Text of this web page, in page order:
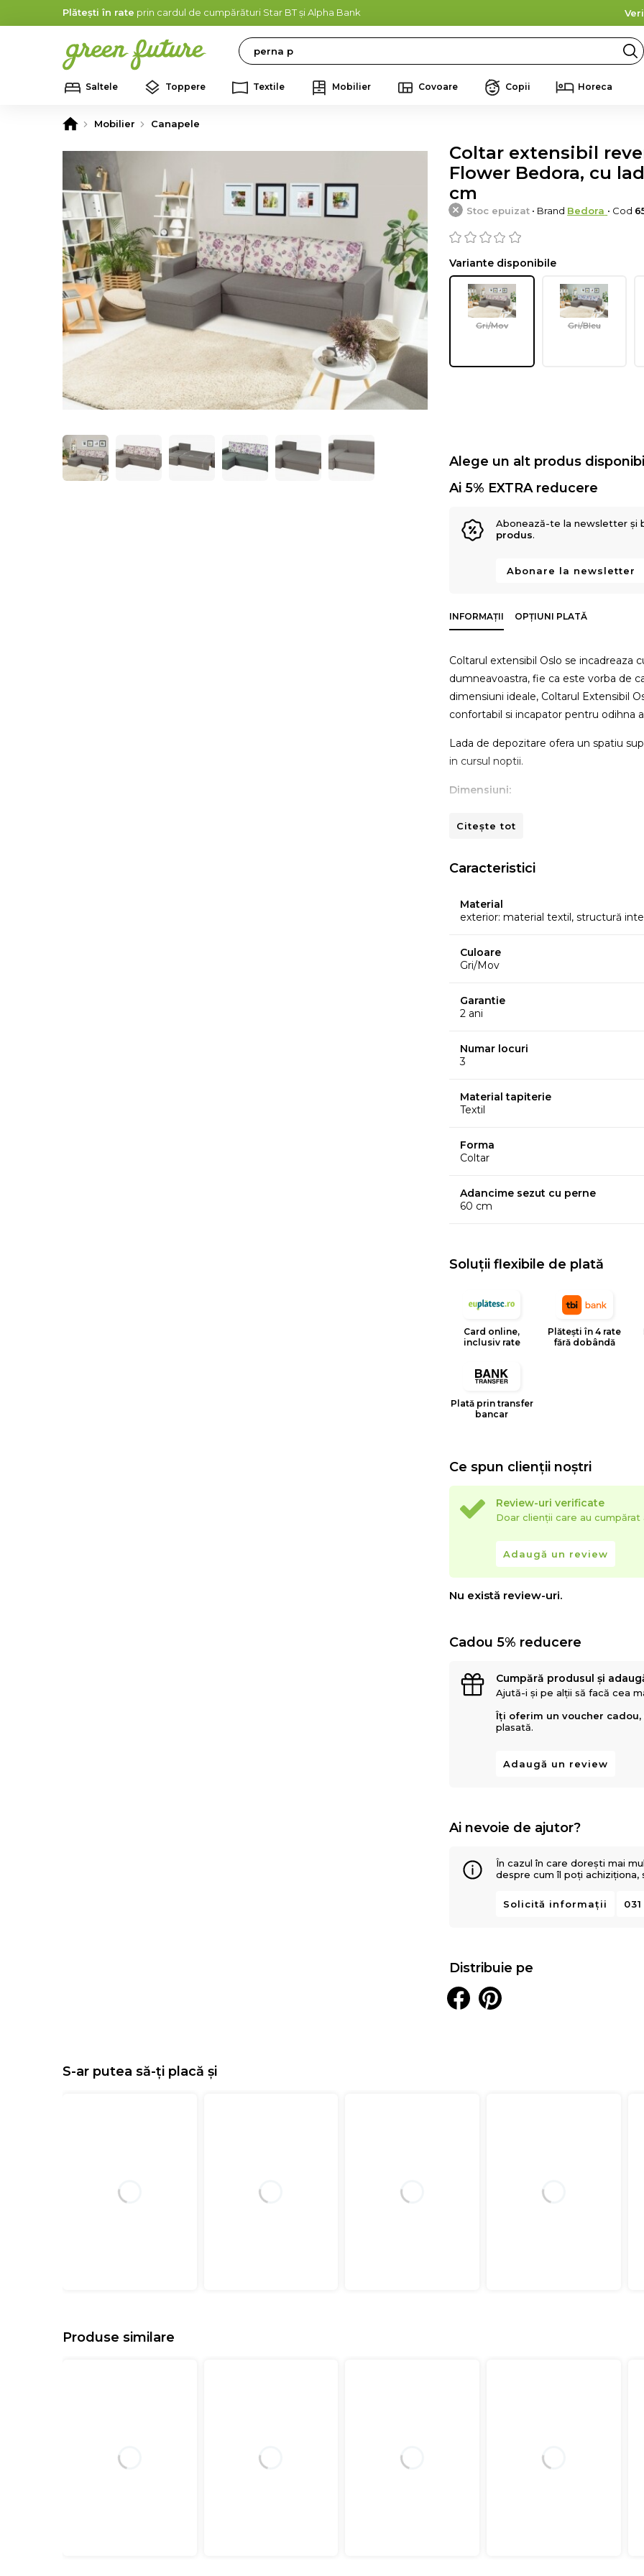
Plătești în rate prin cardul de cumpărături Star BT și Alpha Bank
Search
Saltele Toppere Textile Mobilier Covoare Copii Horeca
Mobilier Canapele
Coltar extensibil
Flower Bedora, cu
cm
Stoc epuizat • Brand Bedora • Cod
Variante disponibile
Gri/Mov Gri/Bleu
Alege un alt produs disponibil
Ai 5% EXTRA reducere
Abonează-te la newsletter și
produs.
Abonare la newsletter
INFORMAȚII OPȚIUNI PLATĂ
Coltarul extensibil Oslo se incadreaza
dumneavoastra, fie ca este vorba de
dimensiuni ideale, Coltarul Extensibil
confortabil si incapator pentru odihna
Lada de depozitare ofera un spatiu
in cursul noptii.
Dimensiuni:
- fara brate: 211 cm
Inaltime:
- inaltime (fara perne): 69 cm
Adancime:
- sezut (cu perne): 60 cm
Latime insula:
Lungime insula (fara perne):
- 135 cm
- exterior: material textil
- structura interioara: rama de lemn,
stanga.
Citește tot
Caracteristici
Material
exterior: material textil, structură
Culoare
Gri/Mov
Garantie
2 ani
Numar locuri
3
Material tapiterie
Textil
Forma
Coltar
Adancime sezut cu perne
60 cm
Soluții flexibile de plată
Card online,
inclusiv rate
Plătești în 4 rate
fără dobândă
Plată prin transfer
bancar
Ce spun clienții noștri
Review-uri verificate
Doar clienții care au
Adaugă un review
Nu există review-uri.
Cadou 5% reducere
Cumpără produsul și
Ajută-i și pe alții să facă cea
Îți oferim un voucher cadou,
plasată.
Adaugă un review
Ai nevoie de ajutor?
În cazul în care dorești mai
despre cum îl poți achiziționa,
Solicită informații
Distribuie pe
S-ar putea să-ți placă și
Produse similare